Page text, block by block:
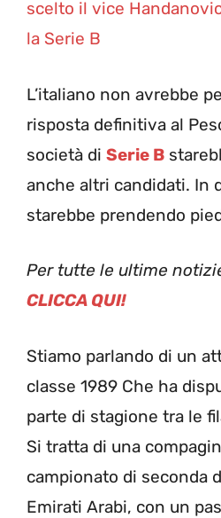
scelto il vice
la Serie B
L’italiano non avrebbe
risposta definitiva al
società di Serie B
anche altri candidati. In
starebbe prendendo
Per tutte le ultime
CLICCA QUI!
Stiamo parlando di un
classe 1989 Che ha
parte di stagione tra le
Si tratta di una
campionato di seconda
Emirati Arabi, con un